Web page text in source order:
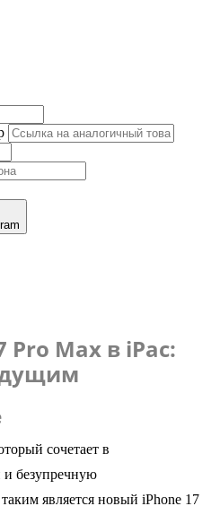
Pro Max в iPac:
сочетает в
и безупречную
является новый iPhone 17